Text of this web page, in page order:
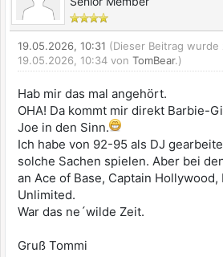
19.05.2026, 10:31 (Dieser Beitrag
19.05.2026, 10:34 von TomBear.)
Hab mir das mal angehört.
OHA! Da kommt mir direkt Barbie-
Joe in den Sinn.
Ich habe von 92-95 als DJ
solche Sachen spielen. Aber bei
an Ace of Base, Captain Hollywood,
Unlimited.
War das ne´wilde Zeit.
Gruß Tommi